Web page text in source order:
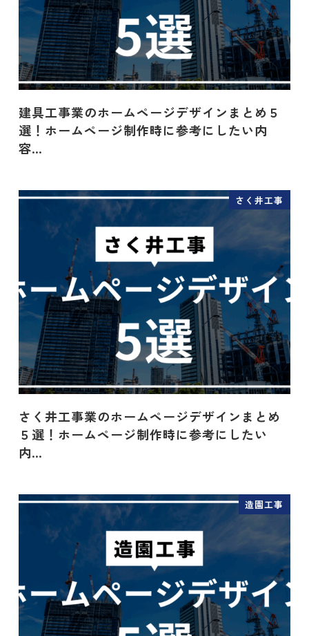
建具工事業のホームページデザインまとめ５
選！ホームページ制作時に参考にしたい内
容…
さく井工事
さく井工事業のホームページデザインまとめ
５選！ホームページ制作時に参考にしたい
内…
造園工事